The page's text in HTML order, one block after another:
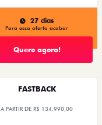
27 dias
Para essa oferta acabar
Quero agora!
FASTBACK
A PARTIR DE R$ 134.990,00